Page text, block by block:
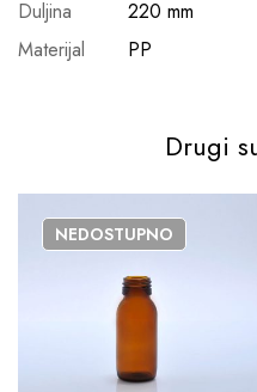
Duljina
220 mm
Materijal
PP
Drugi
NEDOSTUPNO